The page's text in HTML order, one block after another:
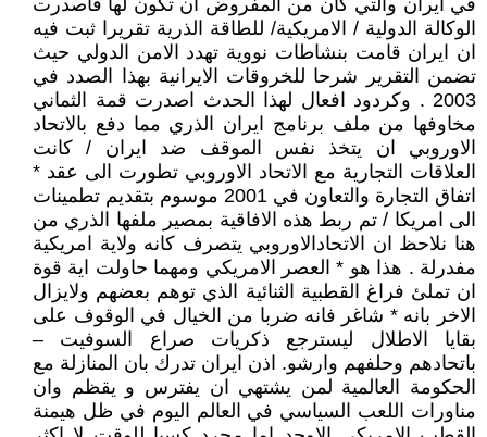
في ايران والتي كان من المفروض ان تكون لها فاصدرت
الوكالة الدولية / الامريكية/ للطاقة الذرية تقريرا ثبت فيه
ان ايران قامت بنشاطات نووية تهدد الامن الدولي حيث
تضمن التقرير شرحا للخروقات الايرانية بهذا الصدد في
2003 . وكردود افعال لهذا الحدث اصدرت قمة الثماني
مخاوفها من ملف برنامج ايران الذري مما دفع بالاتحاد
الاوروبي ان يتخذ نفس الموقف ضد ايران / كانت
العلاقات التجارية مع الاتحاد الاوروبي تطورت الى عقد *
اتفاق التجارة والتعاون في 2001 موسوم بتقديم تطمينات
الى امريكا / تم ربط هذه الافاقية بمصير ملفها الذري من
هنا نلاحظ ان الاتحادالاوروبي يتصرف كانه ولاية امريكية
مفدرلة . هذا هو * العصر الامريكي ومهما حاولت اية قوة
ان تملئ فراغ القطبية الثنائية الذي توهم بعضهم ولايزال
الاخر بانه * شاغر فانه ضربا من الخيال في الوقوف على
بقايا الاطلال ليسترجع ذكريات صراع السوفيت –
باتحادهم وحلفهم وارشو. اذن ايران تدرك بان المنازلة مع
الحكومة العالمية لمن يشتهي ان يفترس و يقظم وان
مناورات اللعب السياسي في العالم اليوم في ظل هيمنة